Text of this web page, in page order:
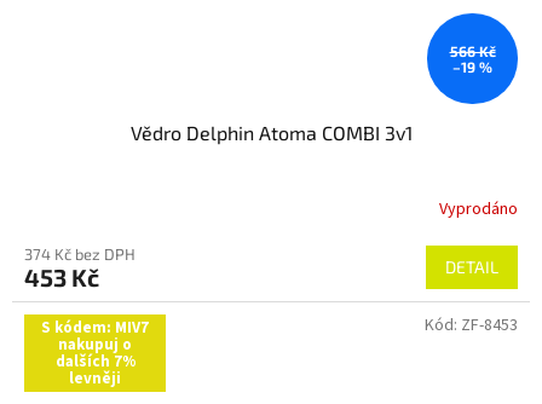
566 Kč
–19 %
Vědro Delphin Atoma COMBI 3v1
Vyprodáno
374 Kč bez DPH
453 Kč DETAIL
S kódem: MIV7
nakupuj o
dalších 7%
levněji
Kód: ZF-8453